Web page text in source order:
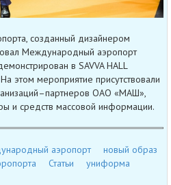
созданный дизайнером
Международный аэропорт
в SAVVA HALL
этом мероприятие присутствовали
ОАО «МАШ»,
и средств массовой информации.
аэропорт
новый образ
Статьи
униформа